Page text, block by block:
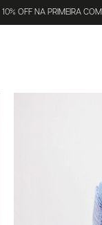
10% OFF NA PRIMEIRA